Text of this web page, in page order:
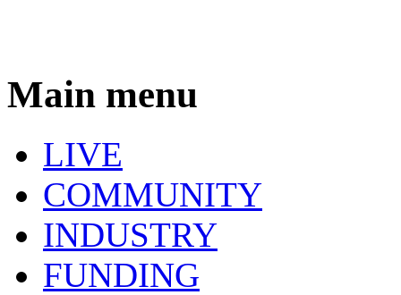
Main menu
LIVE
COMMUNITY
INDUSTRY
FUNDING